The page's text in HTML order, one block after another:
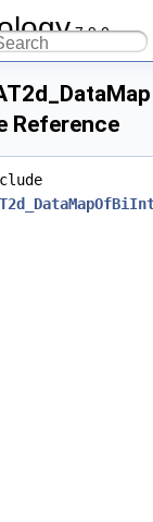
7.9.0
Reference